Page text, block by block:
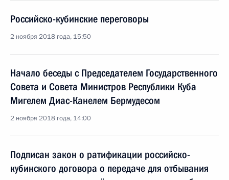
Российско-кубинские переговоры
2 ноября 2018 года, 15:50
Начало беседы с Председателем Государственного
Совета и Совета Министров Республики Куба
Мигелем Диас-Канелем Бермудесом
2 ноября 2018 года, 14:00
Подписан закон о ратификации российско-
кубинского договора о передаче для отбывания